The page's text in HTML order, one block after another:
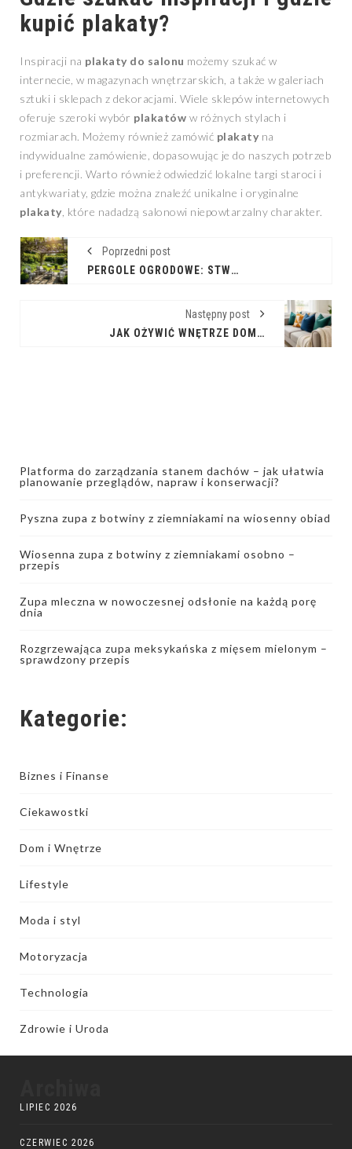
kupić plakaty?
Inspiracji na plakaty do salonu możemy szukać w
internecie, w magazynach wnętrzarskich, a także w galeriach
sztuki i sklepach z dekoracjami. Wiele sklepów internetowych
oferuje szeroki wybór plakatów w różnych stylach i
rozmiarach. Możemy również zamówić plakaty na
indywidualne zamówienie, dopasowując je do naszych potrzeb
i preferencji. Warto również odwiedzić lokalne targi staroci i
antykwariaty, gdzie można znaleźć unikalne i oryginalne
plakaty , które nadadzą salonowi niepowtarzalny charakter.
Poprzedni post
PERGOLE OGRODOWE: STWÓRZ SWOJĄ OAZĘ RELAKSU
Następny post
JAK OŻYWIĆ WNĘTRZE DOMU Z POMOCĄ PODUSZEK DEKORACYJNYCH
Platforma do zarządzania stanem dachów – jak ułatwia
planowanie przeglądów, napraw i konserwacji?
Pyszna zupa z botwiny z ziemniakami na wiosenny obiad
Wiosenna zupa z botwiny z ziemniakami osobno –
przepis
Zupa mleczna w nowoczesnej odsłonie na każdą porę
dnia
Rozgrzewająca zupa meksykańska z mięsem mielonym –
sprawdzony przepis
Kategorie:
Biznes i Finanse
Ciekawostki
Dom i Wnętrze
Lifestyle
Moda i styl
Motoryzacja
Technologia
Zdrowie i Uroda
LIPIEC 2026
CZERWIEC 2026